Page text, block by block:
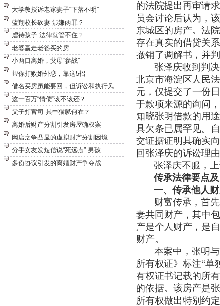
大学教授诉老家妻子“下落不明”
蓝翔校长砍妻 涉嫌两罪？
虐待孩子 法律就管不住？
老婆赢走老爸买的房
小两口离婚，父母“参战”
帮你打败婚外恋，靠这5招
借名买房虽能要回，但诉讼和执行风
这一百万“情债”该不该还？
父子打官司 其中猫腻何在？
离婚后财产分割引发房屋确权案
网店之争凸显的虚拟财产分割困境
分手女友发短信说“死远点” 男孩
多份协议引发的离婚财产争夺战
的法院提出再审请
员会讨论后认为，
东城区的房产。法
存在真实的借贷关
撤销了调解书，并
张泽庆收到判
北京市海淀区人民
元，仅提交了一份
于款项来源的询问
知晓张明借款的用
具欠条已属罕见。
交证据证明其确实
回张泽庆的诉讼理
张泽庆不服，
传承法律要点
一、传承他人
财富传承，首
妻共同财产，其中
产是个人财产，是
财产。
本案中，张明
所有权证》标注“单
有权证书记载的所
的依据。该房产是
所有权做出特别约